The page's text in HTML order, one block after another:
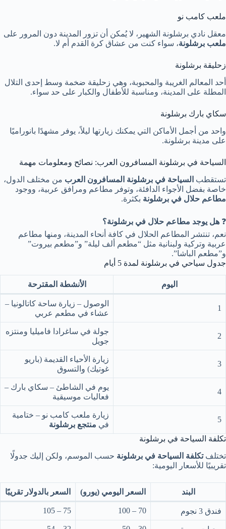
ملعب كامب نو
معقل نادي برشلونة الشهير، لا يُمكن أن تزور المدينة دون المرور على
ملعب برشلونة، سواء كنت من عشاق كرة القدم أم لا.
زحليقة برشلونة
أحد المعالم الغريبة والمحبوبة، وهي زحليقة ضخمة وسط إحدى التلال
المطلة على المدينة، ومناسبة للأطفال والكبار على حد سواء.
سكاي بارك برشلونة
واحد من أجمل الأماكن التي يمكنك زيارتها ليلاً، يوفر مشهدًا بانوراميًا
على مدينة برشلونة.
السياحة في برشلونة المسافرون العرب: نصائح ومعلومات مهمة
تستقطب السياحة في برشلونة المسافرون العرب من مختلف الدول،
خاصة بفضل الأجواء الدافئة، وتوفر مطاعم ومرافق عربية، ووجود
مطاعم حلال في برشلونة بكثرة.
❓ هل يوجد مطاعم حلال في برشلونة؟
نعم، تنتشر المطاعم الحلال في كافة أنحاء المدينة، ومنها مطاعم
عربية وتركية ولبنانية مثل “مطعم ألف ليلة” و”مطعم بيروت”
و”مطعم الباشا”.
جدول سياحي في برشلونة لمدة 5 أيام
اليوم الأنشطة المقترحة
1
الوصول – زيارة ساحة كاتالونيا –
عشاء في مطعم عربي
2
جولة في ساغرادا فاميليا ومنتزه
جويل
3
زيارة الأحياء القديمة (باريو
غوتيك) والتسوق
4
يوم في الشاطئ – سكاي بارك –
فعاليات موسيقية
5
زيارة ملعب كامب نو – ختامية
في منتجع برشلونة
تكلفة السياحة في برشلونة
تختلفتكلفة السياحة في برشلونة حسب الموسم، ولكن إليك جدولًا
تقريبيًا للأسعار اليومية:
البند السعر اليومي (يورو) السعر بالدولار تقريبًا
فندق 3 نجوم 70 – 100
75 – 105